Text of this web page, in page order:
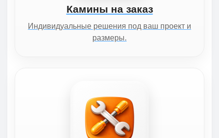
Камины на заказ
Индивидуальные решения под ваш проект и
размеры.